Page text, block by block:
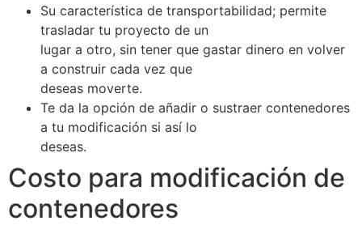
Su característica de transportabilidad; permite
trasladar tu proyecto de un
lugar a otro, sin tener que gastar dinero en volver
a construir cada vez que
deseas moverte.
Te da la opción de añadir o sustraer contenedores
a tu modificación si así lo
deseas.
Costo para modificación de
contenedores